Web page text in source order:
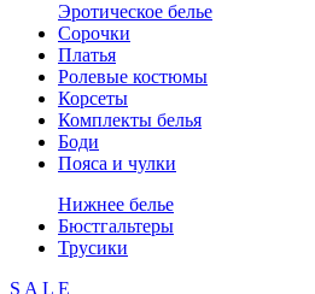
Эротическое белье
Сорочки
Платья
Ролевые костюмы
Корсеты
Комплекты белья
Боди
Пояса и чулки
Нижнее белье
Бюстгальтеры
Трусики
S A L E